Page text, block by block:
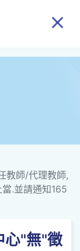
教師/代理教師,
.並請通知165
心"無"徵